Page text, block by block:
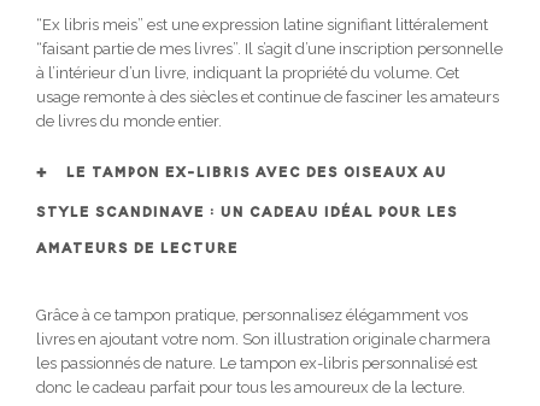
“Ex libris meis” est une expression latine signifiant littéralement
“faisant partie de mes livres”. Il s’agit d’une inscription personnelle
à l’intérieur d’un livre, indiquant la propriété du volume. Cet
usage remonte à des siècles et continue de fasciner les amateurs
de livres du monde entier.
LE TAMPON EX-LIBRIS AVEC DES OISEAUX AU
STYLE SCANDINAVE : UN CADEAU IDÉAL POUR LES
AMATEURS DE LECTURE
Grâce à ce tampon pratique, personnalisez élégamment vos
livres en ajoutant votre nom. Son illustration originale charmera
les passionnés de nature. Le tampon ex-libris personnalisé est
donc le cadeau parfait pour tous les amoureux de la lecture.